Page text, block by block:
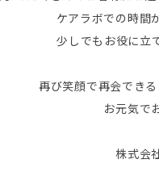
ケアラボでの時
少しでもお役に立
再び笑顔で再会でき
お元気で
株式会